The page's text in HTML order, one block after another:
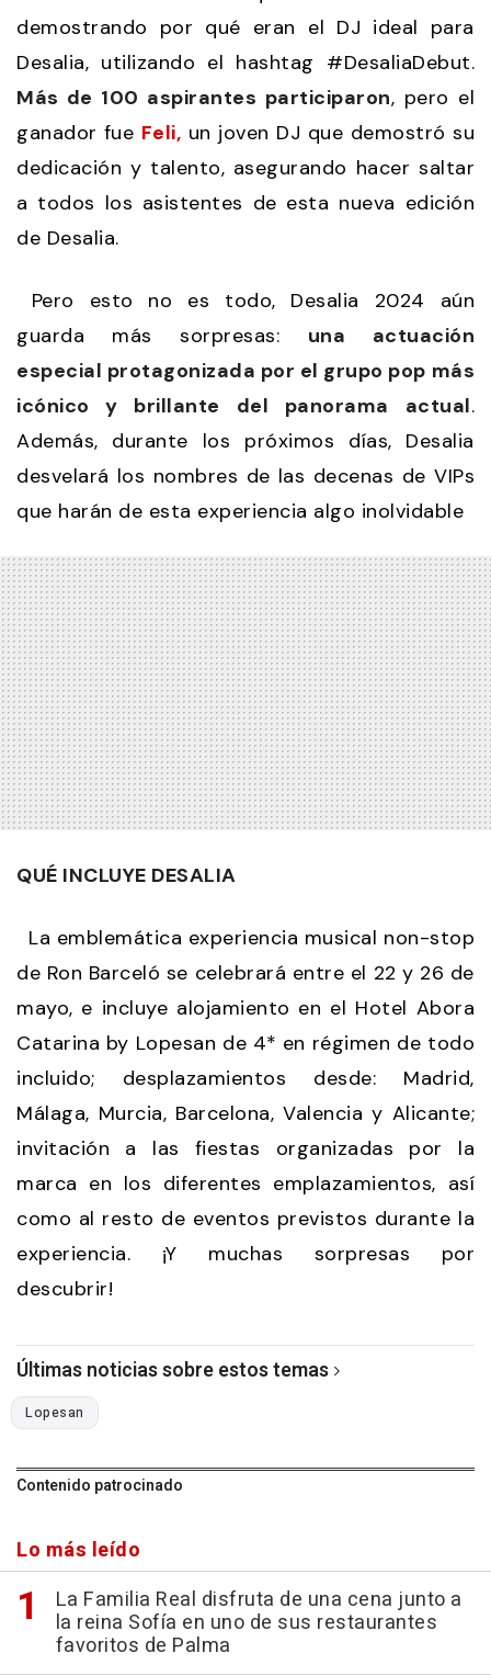
demostrando por qué eran el DJ ideal para
Desalia, utilizando el hashtag #DesaliaDebut.
Más de 100 aspirantes participaron, pero el
ganador fue Feli, un joven DJ que demostró su
dedicación y talento, asegurando hacer saltar
a todos los asistentes de esta nueva edición
de Desalia.
Pero esto no es todo, Desalia 2024 aún
guarda más sorpresas: una actuación
especial protagonizada por el grupo pop más
icónico y brillante del panorama actual.
Además, durante los próximos días, Desalia
desvelará los nombres de las decenas de VIPs
que harán de esta experiencia algo inolvidable
QUÉ INCLUYE DESALIA
La emblemática experiencia musical non-stop
de Ron Barceló se celebrará entre el 22 y 26 de
mayo, e incluye alojamiento en el Hotel Abora
Catarina by Lopesan de 4* en régimen de todo
incluido; desplazamientos desde: Madrid,
Málaga, Murcia, Barcelona, Valencia y Alicante;
invitación a las fiestas organizadas por la
marca en los diferentes emplazamientos, así
como al resto de eventos previstos durante la
experiencia. ¡Y muchas sorpresas por
descubrir!
Últimas noticias sobre estos temas
Lopesan
Contenido patrocinado
Lo más leído
La Familia Real disfruta de una cena junto a
la reina Sofía en uno de sus restaurantes
favoritos de Palma